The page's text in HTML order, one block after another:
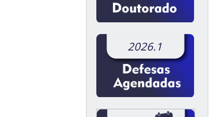
2026.1